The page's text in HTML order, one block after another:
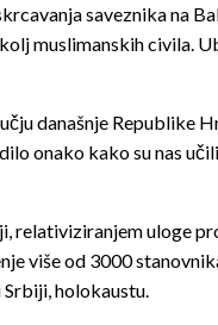
saveznika na
muslimanskih civila.
današnje Republike
onako kako su nas
relativiziranjem uloge
više od 3000
holokaustu.